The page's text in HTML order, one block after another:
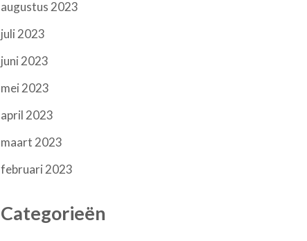
augustus 2023
juli 2023
juni 2023
mei 2023
april 2023
maart 2023
februari 2023
Categorieën